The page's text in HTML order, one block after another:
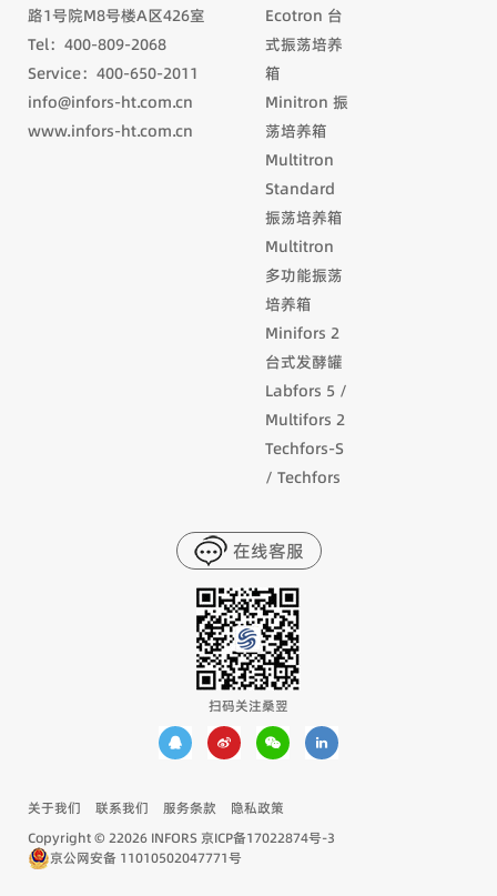
路1号院M8号楼A区426室
Tel：400-809-2068
Service：400-650-2011
info@infors-ht.com.cn
www.infors-ht.com.cn
Ecotron 台
式振荡培养
箱
Minitron 振
荡培养箱
Multitron
Standard
振荡培养箱
Multitron
多功能振荡
培养箱
Minifors 2
台式发酵罐
Labfors 5 /
Multifors 2
Techfors-S
/ Techfors
在线客服
扫码关注桑翌
关于我们 联系我们 服务条款
隐私政策
Copyright © 22026 INFORS 京ICP备17022874号-3
京公网安备 11010502047771号